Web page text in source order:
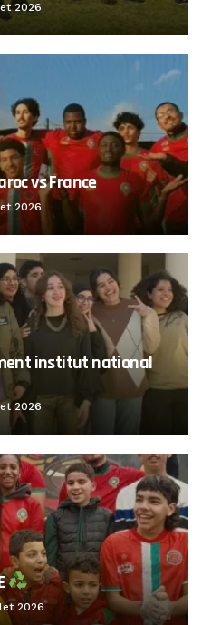
2026
vs France
2026
institut national
2026
2026